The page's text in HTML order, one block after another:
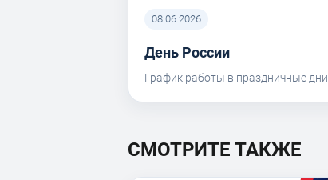
08.06.2026
День России
График работы в праздничные дни
СМОТРИТЕ ТАКЖЕ